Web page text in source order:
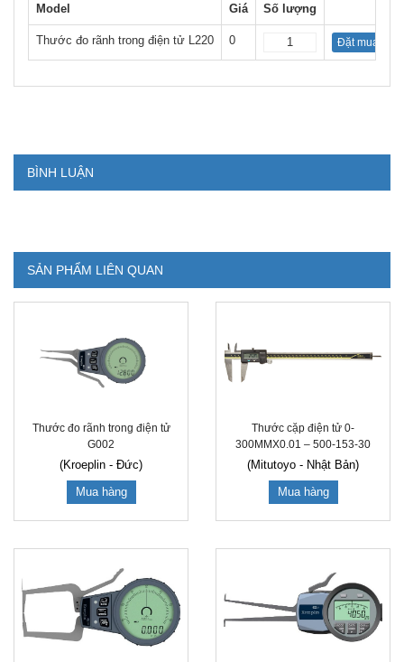
Model Giá Số lượng
Thước đo rãnh trong điện tử L220 0 Đặt mua
BÌNH LUẬN
SẢN PHẨM LIÊN QUAN
Thước đo rãnh trong điện tử
G002
(Kroeplin - Đức)
Mua hàng
Thước cặp điện tử 0-
300MMX0.01 – 500-153-30
(Mitutoyo - Nhật Bản)
Mua hàng